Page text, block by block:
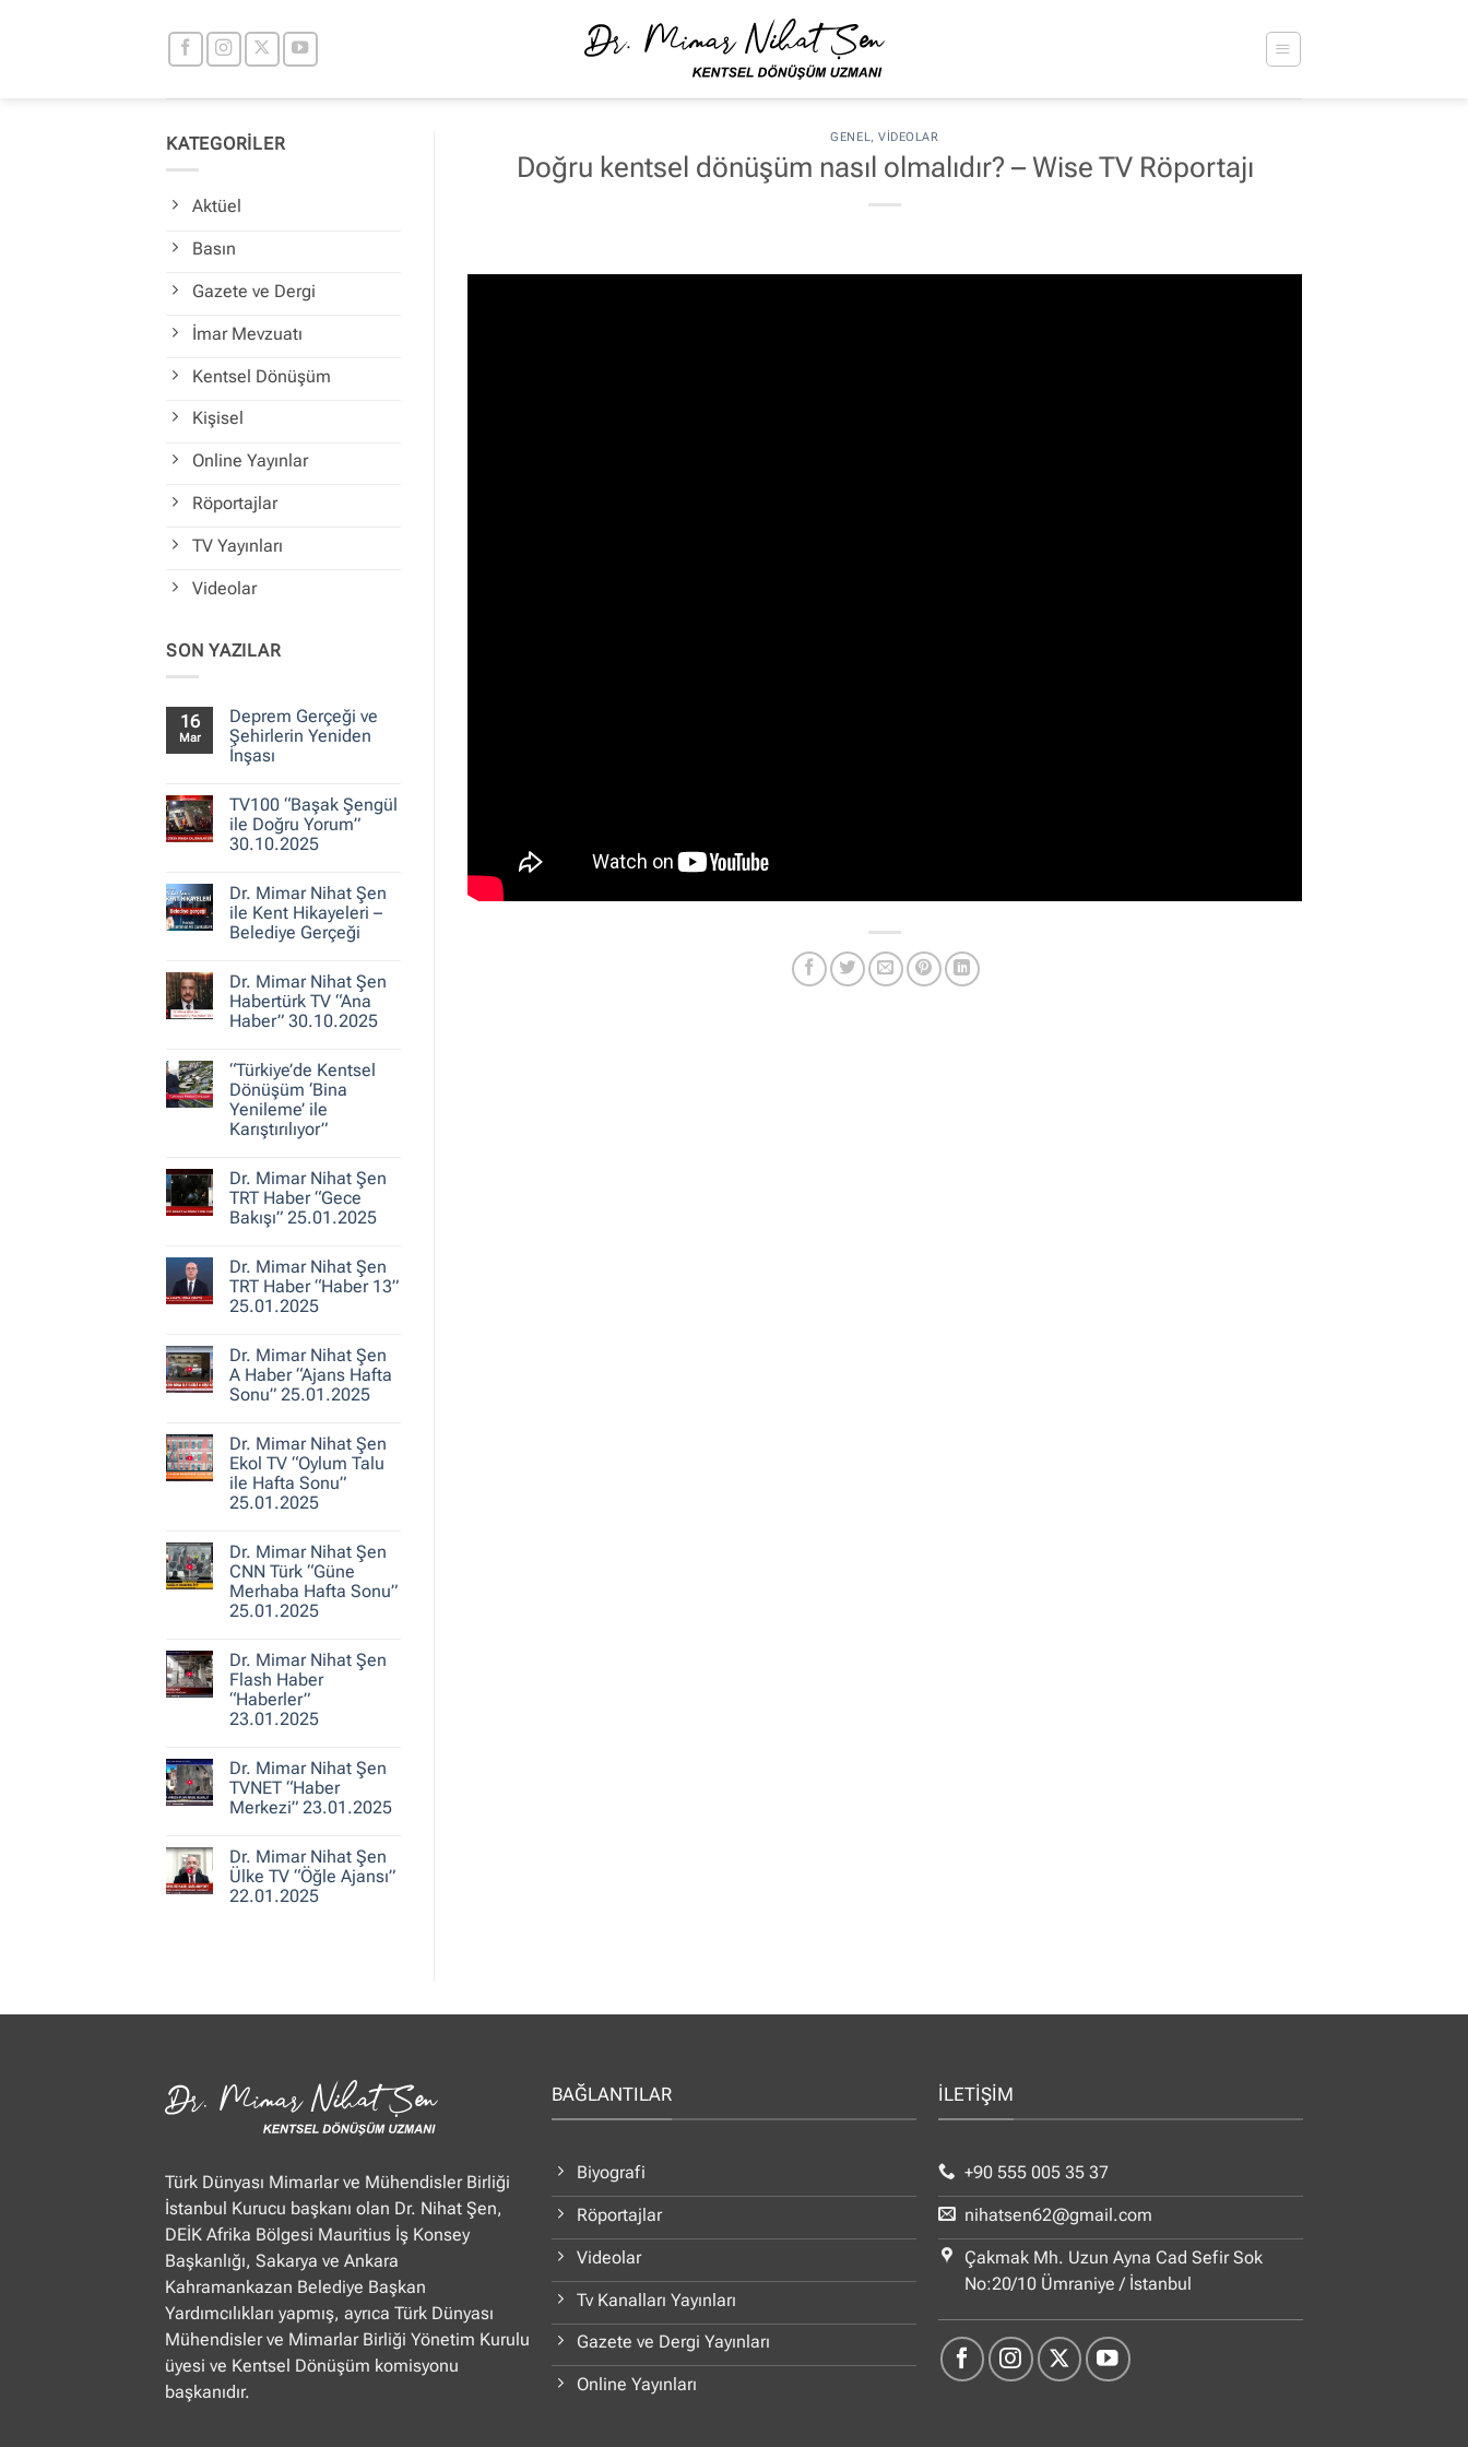
KATEGORİLER
Aktüel
Basın
Gazete ve Dergi
İmar Mevzuatı
Kentsel Dönüşüm
Kişisel
Online Yayınlar
Röportajlar
TV Yayınları
Videolar
SON YAZILAR
16
Mar
Deprem Gerçeği ve
Şehirlerin Yeniden
İnşası
Deprem
Gerçeği
ve
Şehirlerin
TV100 “Başak Şengül
ile Doğru Yorum”
30.10.2025
TV100
“Başak
Şengül
ile
30.10.2025
Dr. Mimar Nihat Şen
ile Kent Hikayeleri –
Belediye Gerçeği
Dr.
Mimar
Nihat
Şen
Hikayeleri
–
Belediye
Gerçeği
Dr. Mimar Nihat Şen
Habertürk TV “Ana
Haber” 30.10.2025
Dr.
Mimar
Nihat
Şen
Habertürk
Haber”
30.10.2025
“Türkiye’de Kentsel
Dönüşüm ‘Bina
Yenileme’ ile
Karıştırılıyor”
“Türkiye’de
Kentsel
Dönüşüm
‘Bina
Karıştırılıyor”
Dr. Mimar Nihat Şen
TRT Haber “Gece
Bakışı” 25.01.2025
Dr.
Mimar
Nihat
Şen
“Gece
Bakışı”
25.01.2025
Dr. Mimar Nihat Şen
TRT Haber “Haber 13”
25.01.2025
Dr.
Mimar
Nihat
Şen
“Haber
13”
25.01.2025
Dr. Mimar Nihat Şen
A Haber “Ajans Hafta
Sonu” 25.01.2025
Dr.
Mimar
Nihat
Şen
A
Hafta
Sonu”
25.01.2025
Dr. Mimar Nihat Şen
Ekol TV “Oylum Talu
ile Hafta Sonu”
25.01.2025
Dr.
Mimar
Nihat
Şen
Ekol
Talu
ile
Hafta
Sonu”
25.01.2025
Dr. Mimar Nihat Şen
CNN Türk “Güne
Merhaba Hafta Sonu”
25.01.2025
Dr.
Mimar
Nihat
Şen
CNN
Merhaba
Hafta
Sonu”
25.01.2025
Dr. Mimar Nihat Şen
Flash Haber
“Haberler”
23.01.2025
Dr.
Mimar
Nihat
Şen
“Haberler”
23.01.2025
Dr. Mimar Nihat Şen
TVNET “Haber
Merkezi” 23.01.2025
Dr.
Mimar
Nihat
Şen
Dr. Mimar Nihat Şen
Ülke TV “Öğle Ajansı”
22.01.2025
TV
GENEL,VIDEOLAR
Doğru kentsel dönüşüm nasıl olmalıdır? – Wise TV Röportajı
Türk Dünyası Mimarlar ve Mühendisler Birliği
İstanbul Kurucu başkanı olan Dr. Nihat Şen,
DEİK Afrika Bölgesi Mauritius İş Konsey
Başkanlığı, Sakarya ve Ankara
Kahramankazan Belediye Başkan
Yardımcılıkları yapmış, ayrıca Türk Dünyası
Mühendisler ve Mimarlar Birliği Yönetim Kurulu
üyesi ve Kentsel Dönüşüm komisyonu
başkanıdır.
BAĞLANTILAR
Biyografi
Röportajlar
Videolar
Tv Kanalları Yayınları
Gazete ve Dergi Yayınları
Online Yayınları
İLETİŞİM
+90 555 005 35 37
nihatsen62@gmail.com
Çakmak Mh. Uzun Ayna Cad Sefir Sok
No:20/10 Ümraniye / İstanbul